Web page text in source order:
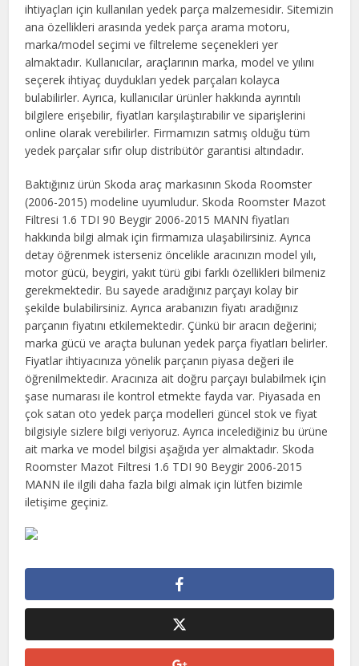
ihtiyaçları için kullanılan yedek parça malzemesidir. Sitemizin
ana özellikleri arasında yedek parça arama motoru,
marka/model seçimi ve filtreleme seçenekleri yer
almaktadır. Kullanıcılar, araçlarının marka, model ve yılını
seçerek ihtiyaç duydukları yedek parçaları kolayca
bulabilirler. Ayrıca, kullanıcılar ürünler hakkında ayrıntılı
bilgilere erişebilir, fiyatları karşılaştırabilir ve siparişlerini
online olarak verebilirler. Firmamızın satmış olduğu tüm
yedek parçalar sıfır olup distribütör garantisi altındadır.
Baktığınız ürün Skoda araç markasının Skoda Roomster
(2006-2015) modeline uyumludur. Skoda Roomster Mazot
Filtresi 1.6 TDI 90 Beygir 2006-2015 MANN fiyatları
hakkında bilgi almak için firmamıza ulaşabilirsiniz. Ayrıca
detay öğrenmek isterseniz öncelikle aracınızın model yılı,
motor gücü, beygiri, yakıt türü gibi farklı özellikleri bilmeniz
gerekmektedir. Bu sayede aradığınız parçayı kolay bir
şekilde bulabilirsiniz. Ayrıca arabanızın fiyatı aradığınız
parçanın fiyatını etkilemektedir. Çünkü bir aracın değerini;
marka gücü ve araçta bulunan yedek parça fiyatları belirler.
Fiyatlar ihtiyacınıza yönelik parçanın piyasa değeri ile
öğrenilmektedir. Aracınıza ait doğru parçayı bulabilmek için
şase numarası ile kontrol etmekte fayda var. Piyasada en
çok satan oto yedek parça modelleri güncel stok ve fiyat
bilgisiyle sizlere bilgi veriyoruz. Ayrıca incelediğiniz bu ürüne
ait marka ve model bilgisi aşağıda yer almaktadır. Skoda
Roomster Mazot Filtresi 1.6 TDI 90 Beygir 2006-2015
MANN ile ilgili daha fazla bilgi almak için lütfen bizimle
iletişime geçiniz.